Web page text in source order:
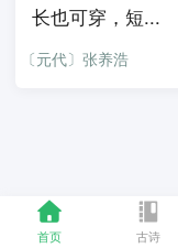
首页 古诗
长也可穿，短...
〔元代〕张养浩